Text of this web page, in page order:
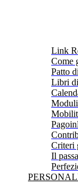
Link
Come
Patto
Libri di
Criteri
Il